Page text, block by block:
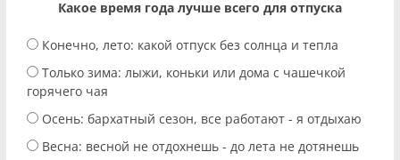
Какое время года лучше всего для отпуска
Конечно, лето: какой отпуск без солнца и тепла
Только зима: лыжи, коньки или дома с чашечкой
горячего чая
Осень: бархатный сезон, все работают - я отдыхаю
Весна: весной не отдохнешь - до лета не дотянешь